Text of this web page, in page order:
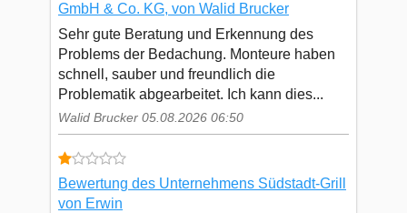
GmbH & Co. KG, von Walid Brucker
Sehr gute Beratung und Erkennung des
Problems der Bedachung. Monteure haben
schnell, sauber und freundlich die
Problematik abgearbeitet. Ich kann dies...
Walid Brucker 05.08.2026 06:50
Bewertung des Unternehmens Südstadt-Grill
von Erwin